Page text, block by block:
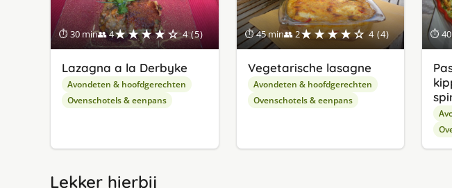
⏱ 30 min👥 4★★★★☆ 4 (5)
Lazagna a la Derbyke
Avondeten & hoofdgerechten
Ovenschotels & eenpans
⏱ 45 min👥 2★★★★☆ 4 (4)
Vegetarische lasagne
Avondeten & hoofdgerechten
Ovenschotels & eenpans
⏱
Lekker hierbij